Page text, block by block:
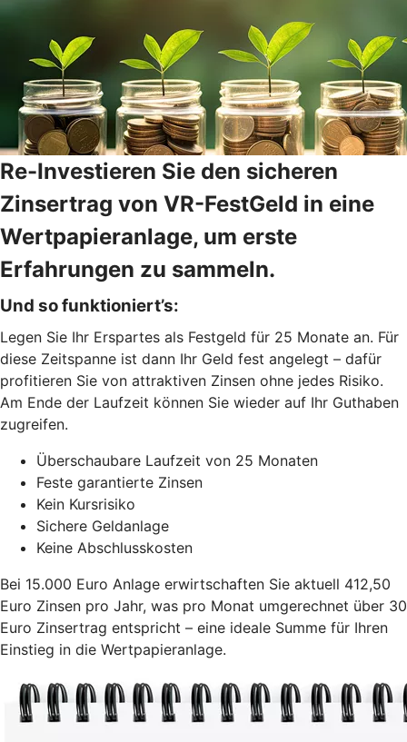
Re-Investieren Sie den sicheren
Zinsertrag von VR-FestGeld in eine
Wertpapieranlage, um erste
Erfahrungen zu sammeln.
Und so funktioniert’s:
Legen Sie Ihr Erspartes als Festgeld für 25 Monate an. Für
diese Zeitspanne ist dann Ihr Geld fest angelegt – dafür
profitieren Sie von attraktiven Zinsen ohne jedes Risiko.
Am Ende der Laufzeit können Sie wieder auf Ihr Guthaben
zugreifen.
Überschaubare Laufzeit von 25 Monaten
Feste garantierte Zinsen
Kein Kursrisiko
Sichere Geldanlage
Keine Abschlusskosten
Bei 15.000 Euro Anlage erwirtschaften Sie aktuell 412,50
Euro Zinsen pro Jahr, was pro Monat umgerechnet über 30
Euro Zinsertrag entspricht – eine ideale Summe für Ihren
Einstieg in die Wertpapieranlage.